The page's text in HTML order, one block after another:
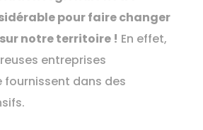
pour faire changer
notre territoire ! En effet,
entreprises
fournissent dans des